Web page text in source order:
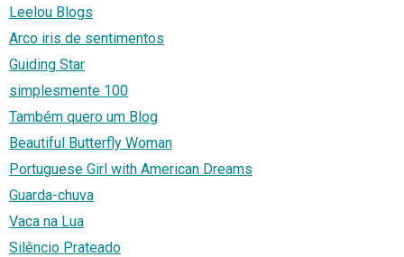
Leelou Blogs
Arco iris de sentimentos
Guiding Star
simplesmente 100
Também quero um Blog
Beautiful Butterfly Woman
Portuguese Girl with American Dreams
Guarda-chuva
Vaca na Lua
Silêncio Prateado